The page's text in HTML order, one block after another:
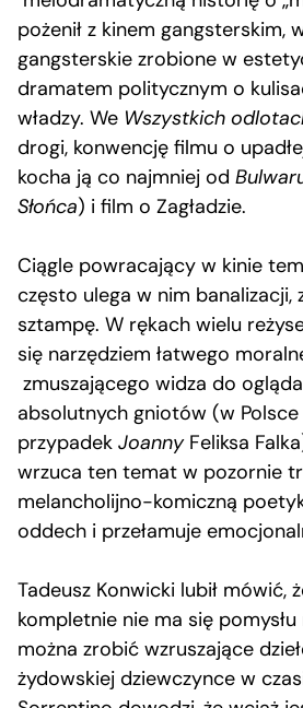
pożenił z kinem gangsterskim,
gangsterskie zrobione w
dramatem politycznym o
władzy. We Wszystkich
drogi, konwencję filmu o
kocha ją co najmniej od
Słońca) i film o Zagładzie.
Ciągle powracający w kinie
często ulega w nim banalizacji,
sztampę. W rękach wielu
się narzędziem łatwego
zmuszającego widza do
absolutnych gniotów (w
przypadek JoannyFeliksa
wrzuca ten temat w pozornie
melancholijno-komiczną
oddech i przełamuje
Tadeusz Konwicki lubił mówić,
kompletnie nie ma się
można zrobić wzruszające
żydowskiej dziewczynce w